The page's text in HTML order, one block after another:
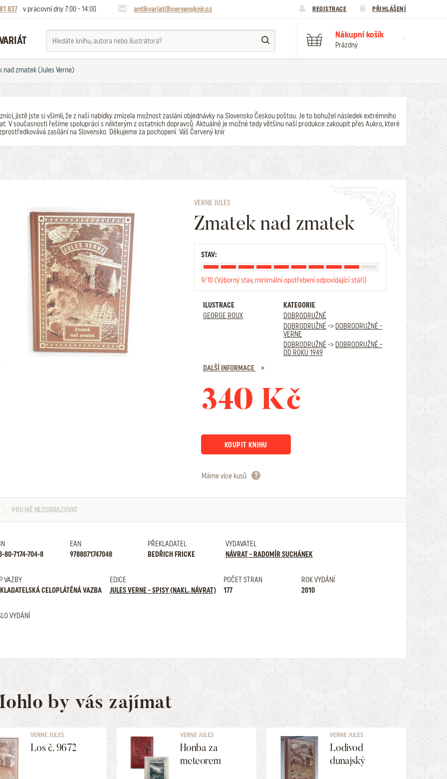
837 v pracovní dny 7:00 - 14:00 antikvariat@cervenyknir.cz REGISTRACE PŘIHLÁŠENÍ
Nákupní košík
Prázdný
nad zmatek (Jules Verne)
jistě jste si všimli, že z naší nabídky zmizela možnost zaslání objednávky na Slovensko Českou poštou. Je to bohužel následek extrémního
V současnosti řešíme spolupráci s některým z ostatních dopravců. Aktuálně je možné tedy většinu naší produkce zakoupit přes Aukro, které
zasílání na Slovensko. Děkujeme za pochopení. Váš Červený knír
VERNE JULES
Zmatek nad zmatek
STAV:
9/10 (Výborný stav, minimální opotřebení odpovídající stáří)
ILUSTRACE
GEORGE ROUX
KATEGORIE
DOBRODRUŽNÉ
DOBRODRUŽNÉ -> DOBRODRUŽNÉ -
VERNE
DOBRODRUŽNÉ -> DOBRODRUŽNÉ -
OD ROKU 1949
DALŠÍ INFORMACE
340 Kč
KOUPIT KNIHU
Máme více kusů
PRO MĚ NEZOBRAZOVAT
80-7174-704-8
EAN
9788071747048
PŘEKLADATEL
BEDŘICH FRICKE
VYDAVATEL
NÁVRAT - RADOMÍR SUCHÁNEK
VAZBY
CELOPLÁTĚNÁ VAZBA
EDICE
JULES VERNE - SPISY (NAKL. NÁVRAT)
POČET STRAN
177
ROK VYDÁNÍ
2010
VYDÁNÍ
by vás zajímat
VERNE JULES
Los č. 9672
VERNE JULES
Honba za
meteorem
VERNE JULES
Lodivod
dunajský